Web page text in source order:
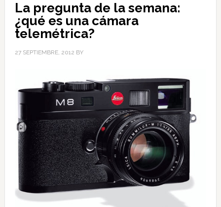
La pregunta de la semana:
¿qué es una cámara
telemétrica?
27 SEPTIEMBRE, 2012 BY